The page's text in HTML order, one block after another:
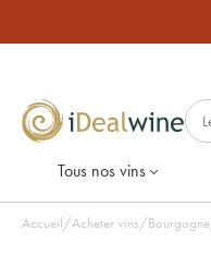
Tous nos vins
Accueil/Acheter vins/Bourgogne